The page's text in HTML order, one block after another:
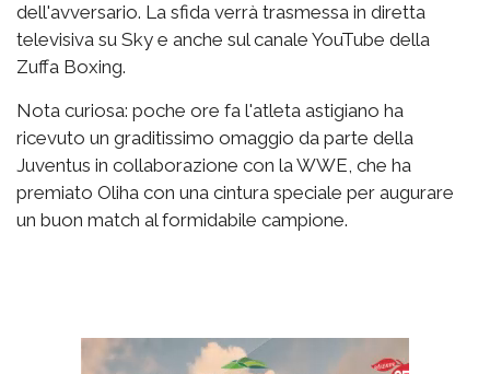
dell'avversario. La sfida verrà trasmessa in diretta
televisiva su Sky e anche sul canale YouTube della
Zuffa Boxing.
Nota curiosa: poche ore fa l'atleta astigiano ha
ricevuto un graditissimo omaggio da parte della
Juventus in collaborazione con la WWE, che ha
premiato Oliha con una cintura speciale per augurare
un buon match al formidabile campione.